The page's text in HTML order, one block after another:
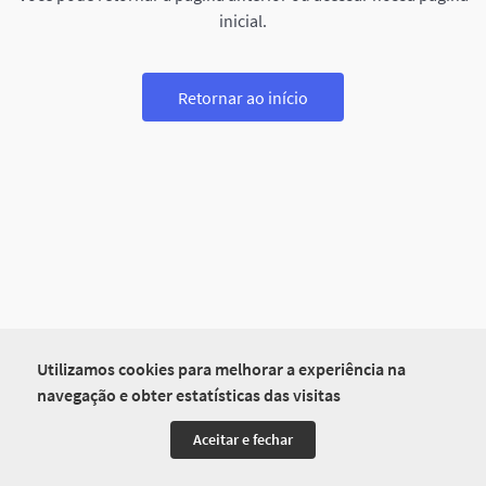
Utilizamos cookies para melhorar a experiência na
navegação e obter estatísticas das visitas
Aceitar e fechar
inicial.
Retornar ao início